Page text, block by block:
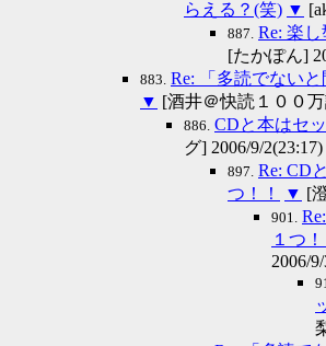
らえる？(笑) ▼
887. Re: 楽
[たかぽん]
883. Re: 「多読でないと
▼ [酒井＠快読１００万
886. CDと本はセ
グ] 2006/9/2(23:17)
897. Re: CD
つ！！
▼ [
901.
１つ！
2006/